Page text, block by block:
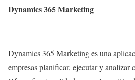
Dynamics 365 Marketing
Dynamics 365 Marketing es una
empresas planificar, ejecutar y analizar